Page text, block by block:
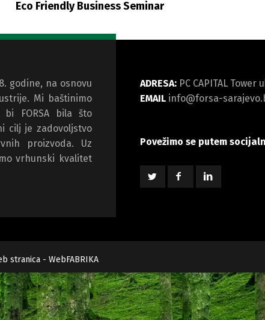
Eco Friendly Business Seminar
godine, na osnovu
Mi baštinimo
FORSA bila što
cilj je zadovoljstvo
proizvoda. Uz
vrhunski kvalitet
ADRESA: PC CAPITAL
EMAIL info@forsa-
Povežimo se putem
stranica - WebFABRIKA